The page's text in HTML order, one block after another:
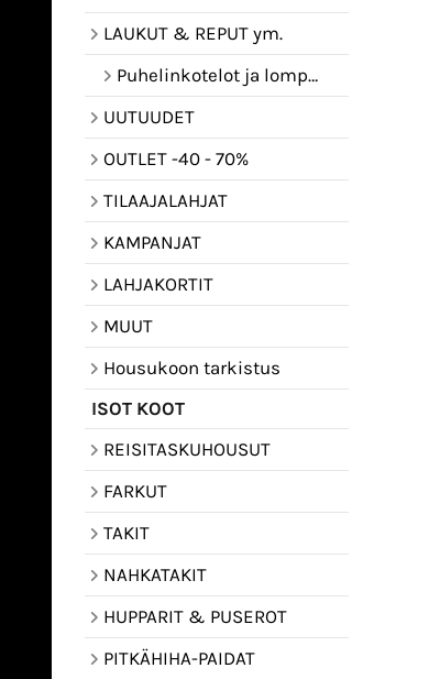
LAUKUT & REPUT ym.
Puhelinkotelot ja lompakot
UUTUUDET
OUTLET -40 - 70%
TILAAJALAHJAT
KAMPANJAT
LAHJAKORTIT
MUUT
Housukoon tarkistus
ISOT KOOT
REISITASKUHOUSUT
FARKUT
TAKIT
NAHKATAKIT
HUPPARIT & PUSEROT
PITKÄHIHA-PAIDAT